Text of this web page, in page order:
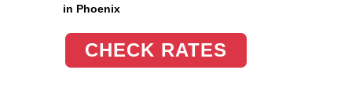
in Phoenix
CHECK RATES